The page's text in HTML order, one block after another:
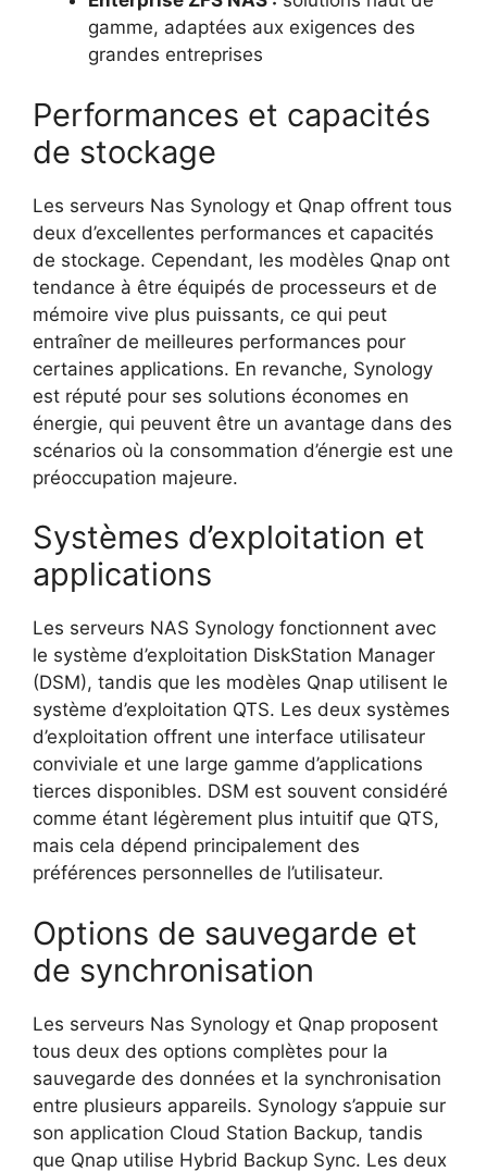
gamme, adaptées aux exigences des
grandes entreprises
Performances et capacités
de stockage
Les serveurs Nas Synology et Qnap offrent tous
deux d’excellentes performances et capacités
de stockage. Cependant, les modèles Qnap ont
tendance à être équipés de processeurs et de
mémoire vive plus puissants, ce qui peut
entraîner de meilleures performances pour
certaines applications. En revanche, Synology
est réputé pour ses solutions économes en
énergie, qui peuvent être un avantage dans des
scénarios où la consommation d’énergie est une
préoccupation majeure.
Systèmes d’exploitation et
applications
Les serveurs NAS Synology fonctionnent avec
le système d’exploitation DiskStation Manager
(DSM), tandis que les modèles Qnap utilisent le
système d’exploitation QTS. Les deux systèmes
d’exploitation offrent une interface utilisateur
conviviale et une large gamme d’applications
tierces disponibles. DSM est souvent considéré
comme étant légèrement plus intuitif que QTS,
mais cela dépend principalement des
préférences personnelles de l’utilisateur.
Options de sauvegarde et
de synchronisation
Les serveurs Nas Synology et Qnap proposent
tous deux des options complètes pour la
sauvegarde des données et la synchronisation
entre plusieurs appareils. Synology s’appuie sur
son application Cloud Station Backup, tandis
que Qnap utilise Hybrid Backup Sync. Les deux